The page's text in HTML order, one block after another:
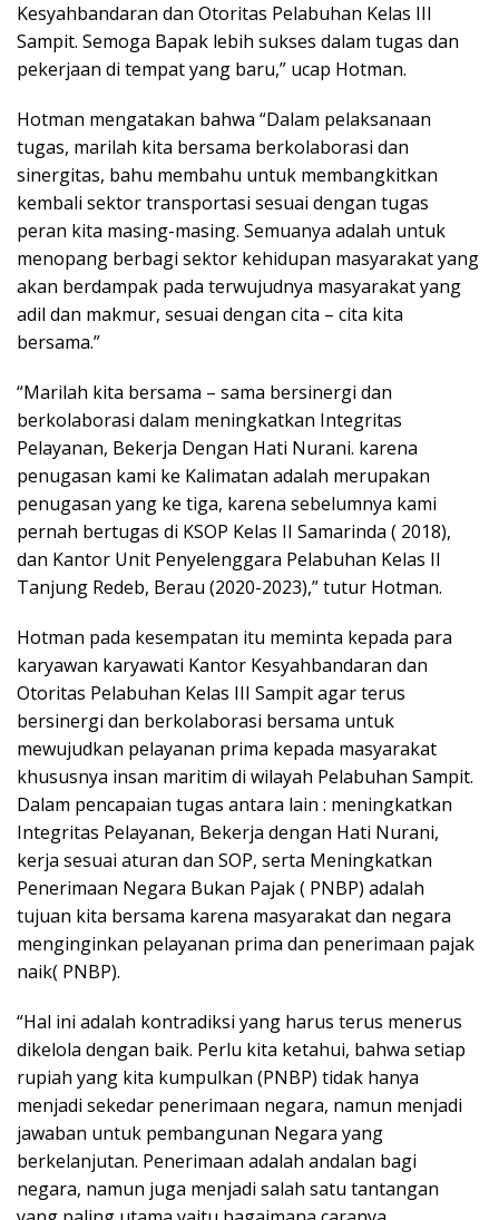
Kesyahbandaran dan Otoritas Pelabuhan Kelas III
Sampit. Semoga Bapak lebih sukses dalam tugas dan
pekerjaan di tempat yang baru,” ucap Hotman.
Hotman mengatakan bahwa “Dalam pelaksanaan
tugas, marilah kita bersama berkolaborasi dan
sinergitas, bahu membahu untuk membangkitkan
kembali sektor transportasi sesuai dengan tugas
peran kita masing-masing. Semuanya adalah untuk
menopang berbagi sektor kehidupan masyarakat yang
akan berdampak pada terwujudnya masyarakat yang
adil dan makmur, sesuai dengan cita – cita kita
bersama.”
“Marilah kita bersama – sama bersinergi dan
berkolaborasi dalam meningkatkan Integritas
Pelayanan, Bekerja Dengan Hati Nurani. karena
penugasan kami ke Kalimatan adalah merupakan
penugasan yang ke tiga, karena sebelumnya kami
pernah bertugas di KSOP Kelas II Samarinda ( 2018),
dan Kantor Unit Penyelenggara Pelabuhan Kelas II
Tanjung Redeb, Berau (2020-2023),” tutur Hotman.
Hotman pada kesempatan itu meminta kepada para
karyawan karyawati Kantor Kesyahbandaran dan
Otoritas Pelabuhan Kelas III Sampit agar terus
bersinergi dan berkolaborasi bersama untuk
mewujudkan pelayanan prima kepada masyarakat
khususnya insan maritim di wilayah Pelabuhan Sampit.
Dalam pencapaian tugas antara lain : meningkatkan
Integritas Pelayanan, Bekerja dengan Hati Nurani,
kerja sesuai aturan dan SOP, serta Meningkatkan
Penerimaan Negara Bukan Pajak ( PNBP) adalah
tujuan kita bersama karena masyarakat dan negara
menginginkan pelayanan prima dan penerimaan pajak
naik( PNBP).
“Hal ini adalah kontradiksi yang harus terus menerus
dikelola dengan baik. Perlu kita ketahui, bahwa setiap
rupiah yang kita kumpulkan (PNBP) tidak hanya
menjadi sekedar penerimaan negara, namun menjadi
jawaban untuk pembangunan Negara yang
berkelanjutan. Penerimaan adalah andalan bagi
negara, namun juga menjadi salah satu tantangan